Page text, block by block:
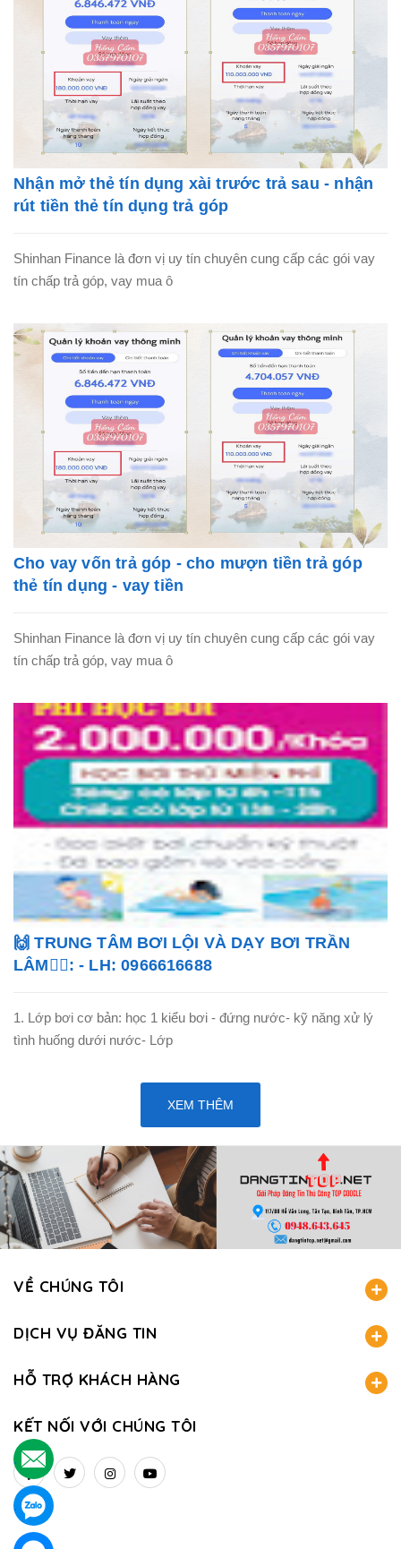
Nhận mở thẻ tín dụng xài trước trả sau - nhận
rút tiền thẻ tín dụng trả góp
Shinhan Finance là đơn vị uy tín chuyên cung cấp các gói vay
tín chấp trả góp, vay mua ô
Cho vay vốn trả góp - cho mượn tiền trả góp
thẻ tín dụng - vay tiền
Shinhan Finance là đơn vị uy tín chuyên cung cấp các gói vay
tín chấp trả góp, vay mua ô
🙌 TRUNG TÂM BƠI LỘI VÀ DẠY BƠI TRẦN
LÂM🏊‍♂️: - LH: 0966616688
1. Lớp bơi cơ bản: học 1 kiểu bơi - đứng nước- kỹ năng xử lý
tình huống dưới nước- Lớp
XEM THÊM
VỀ CHÚNG TÔI
DỊCH VỤ ĐĂNG TIN
HỖ TRỢ KHÁCH HÀNG
KẾT NỐI VỚI CHÚNG TÔI
.
.